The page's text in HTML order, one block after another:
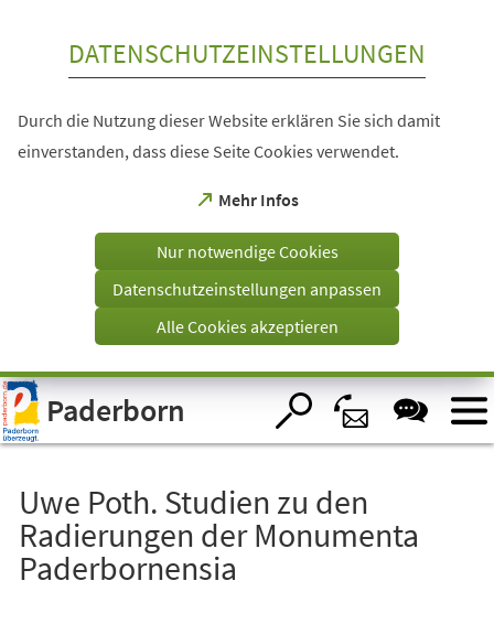
Visuelle
Assistenzsoftware
öffnen.
DATENSCHUTZEINSTELLUNGEN
Durch die Nutzung dieser Website erklären Sie sich damit
einverstanden, dass diese Seite Cookies verwendet.
Mehr Infos
(Öffnet
einem
Tab)
Nur notwendige Cookies
Datenschutzeinstellungen anpassen
Alle Cookies akzeptieren
Paderborn
Uwe Poth. Studien zu den
Radierungen der Monumenta
Paderbornensia